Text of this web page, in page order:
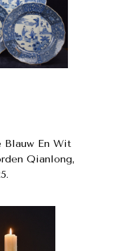
Blauw En Wit
Qianlong,